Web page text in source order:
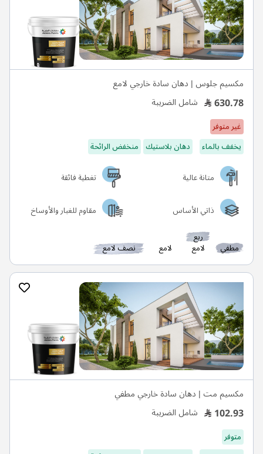
مكسيم جلوس | دهان سادة خارجي لامع
630.78 شامل الضريبة
غير متوفر
يخفف بالماء
دهان بلاستيك منخفض الرائحة
متانة عالية
تغطية فائقة
ذاتي الأساس
مقاوم للغبار والأوساخ
مطفي
ربع
لامع لامع نصف لامع
مكسيم مت | دهان سادة خارجي مطفي
102.93 شامل الضريبة
متوفر